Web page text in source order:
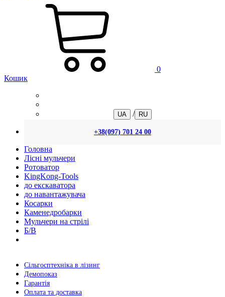
0
Кошик
UA / RU
+38(097) 701 24 00
Головна
Лісні мульчери
Ротоватор
KingKong-Tools
до екскаватора
до навантажувача
Косарки
Каменедробарки
Мульчери на стрілі
Б/В
Сільгосптехніка в лізинг
Демопоказ
Гарантія
Оплата та доставка